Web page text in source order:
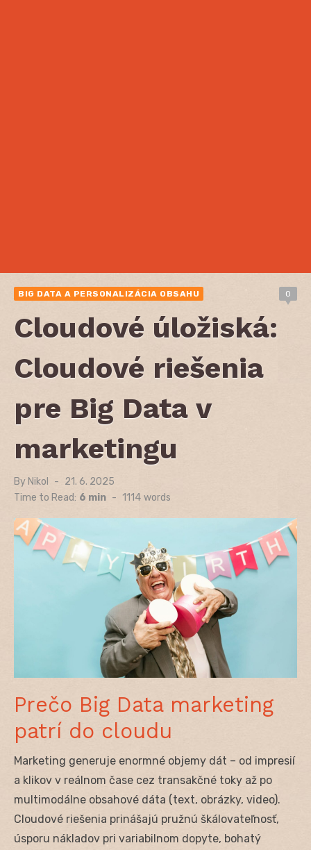
BIG DATA A PERSONALIZÁCIA OBSAHU 0
Cloudové úložiská:
Cloudové riešenia
pre Big Data v
marketingu
By Nikol
Posted
on
21. 6. 2025
Time to Read: 6 min - 1114 words
Prečo Big Data marketing
patrí do cloudu
Marketing generuje enormné objemy dát – od impresií
a klikov v reálnom čase cez transakčné toky až po
multimodálne obsahové dáta (text, obrázky, video).
Cloudové riešenia prinášajú pružnú škálovateľnosť,
úsporu nákladov pri variabilnom dopyte, bohatý